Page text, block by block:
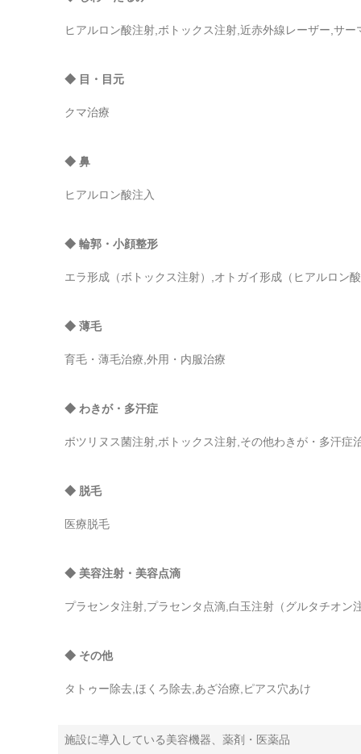
ヒアルロン酸注射,ボトックス注射,近赤外線レーザー,サー
◆ 目・目元
クマ治療
◆ 鼻
ヒアルロン酸注入
◆ 輪郭・小顔整形
エラ形成（ボトックス注射）,オトガイ形成（ヒアルロン酸
◆ 薄毛
育毛・薄毛治療,外用・内服治療
◆ わきが・多汗症
ボツリヌス菌注射,ボトックス注射,その他わきが・多汗症
◆ 脱毛
医療脱毛
◆ 美容注射・美容点滴
プラセンタ注射,プラセンタ点滴,白玉注射（グルタチオン
◆ その他
タトゥー除去,ほくろ除去,あざ治療,ピアス穴あけ
施設に導入している美容機器、薬剤・医薬品